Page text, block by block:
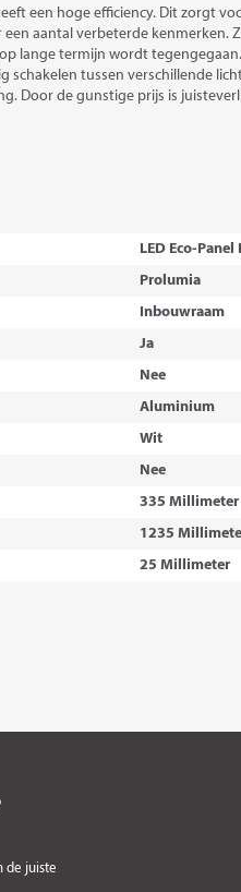
een hoge efficiency. Dit zorgt
aantal verbeterde kenmerken.
lange termijn wordt
schakelen tussen verschillende
Door de gunstige prijs is
LED Eco-Panel
Prolumia
Inbouwraam
Ja
Nee
Aluminium
Wit
Nee
335 Millimeter
1235
25 Millimeter
de juiste